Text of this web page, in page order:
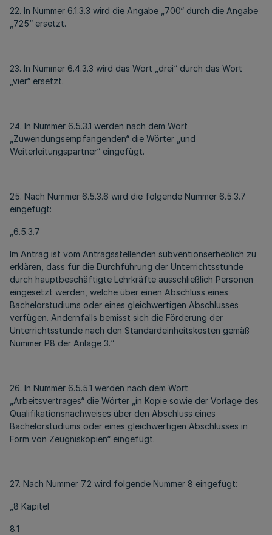
22. In Nummer 6.1.3.3 wird die Angabe „700“ durch die Angabe
„725“ ersetzt.
23. In Nummer 6.4.3.3 wird das Wort „drei“ durch das Wort
„vier“ ersetzt.
24. In Nummer 6.5.3.1 werden nach dem Wort
„Zuwendungsempfangenden“ die Wörter „und
Weiterleitungspartner“ eingefügt.
25. Nach Nummer 6.5.3.6 wird die folgende Nummer 6.5.3.7
eingefügt:
„6.5.3.7
Im Antrag ist vom Antragsstellenden subventionserheblich zu
erklären, dass für die Durchführung der Unterrichtsstunde
durch hauptbeschäftigte Lehrkräfte ausschließlich Personen
eingesetzt werden, welche über einen Abschluss eines
Bachelorstudiums oder eines gleichwertigen Abschlusses
verfügen. Andernfalls bemisst sich die Förderung der
Unterrichtsstunde nach den Standardeinheitskosten gemäß
Nummer P8 der Anlage 3.“
26. In Nummer 6.5.5.1 werden nach dem Wort
„Arbeitsvertrages“ die Wörter „in Kopie sowie der Vorlage des
Qualifikationsnachweises über den Abschluss eines
Bachelorstudiums oder eines gleichwertigen Abschlusses in
Form von Zeugniskopien“ eingefügt.
27. Nach Nummer 7.2 wird folgende Nummer 8 eingefügt:
„8 Kapitel
8.1